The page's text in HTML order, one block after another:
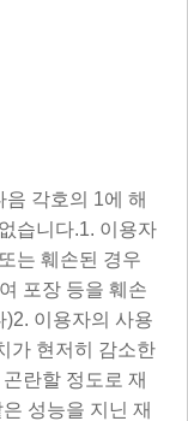
각호의 1에 해
습니다.1. 이용자
는 훼손된 경우
포장 등을 훼손
이용자의 사용
가 현저히 감소한
란할 정도로 재
성능을 지닌 재